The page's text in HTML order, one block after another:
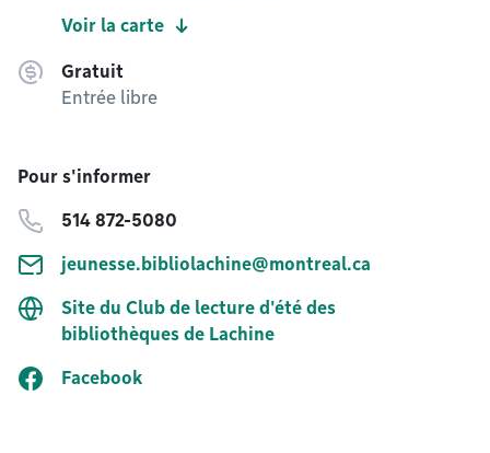
Voir la carte
Gratuit
Entrée libre
Pour s'informer
514 872-5080
jeunesse.bibliolachine@montreal.ca
Site du Club de lecture d'été des
bibliothèques de Lachine
Facebook